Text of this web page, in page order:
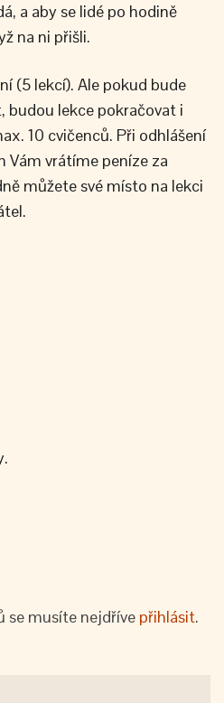
a aby se lidé po hodině
na ni přišli.
(5 lekcí). Ale pokud bude
budou lekce pokračovat i
10 cvičenců. Při odhlášení
Vám vrátíme peníze za
můžete své místo na lekci
se musíte nejdříve přihlásit.